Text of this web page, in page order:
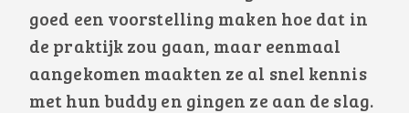
goed een voorstelling maken hoe dat in
de praktijk zou gaan, maar eenmaal
aangekomen maakten ze al snel kennis
met hun buddy en gingen ze aan de slag.